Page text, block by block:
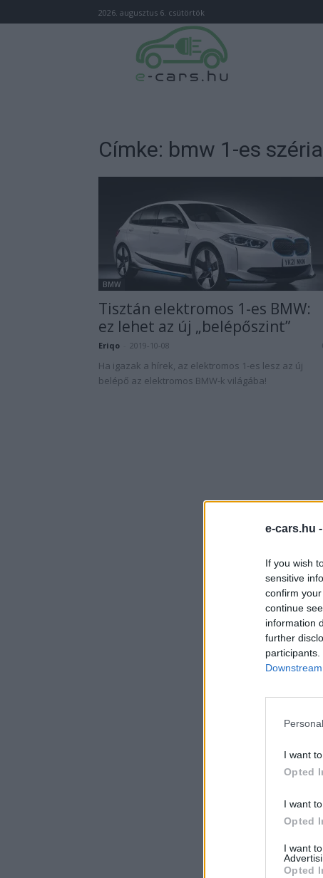
e-cars.hu -
If you wish
sensitive
confirm
continue
information
further
I want
Opted
I want
Opted
I want
Opted
2026. augusztus 6. csütörtök
Címke: bmw 1-es széria
BMW
Tisztán elektromos 1-es BMW:
ez lehet az új „belépőszint”
Eriqo 2019-10-08
Ha igazak a hírek, az elektromos 1-es lesz az új
belépő az elektromos BMW-k világába!